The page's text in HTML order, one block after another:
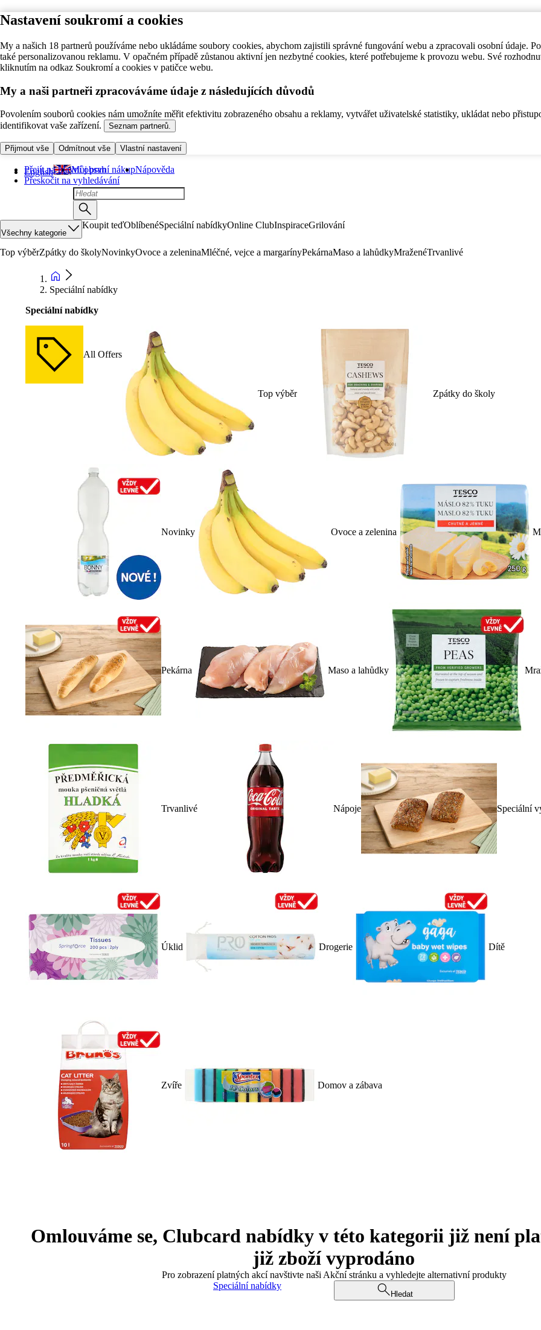
Nastavení soukromí a cookies
My a našich 18 partnerů používáme nebo ukládáme soubory cookies, abychom zajistili správné fungování webu a zpracovali osobní údaje.
také personalizovanou reklamu. V opačném případě zůstanou aktivní jen nezbytné cookies, které potřebujeme k provozu webu. Své
kliknutím na odkaz Soukromí a cookies v patičce webu.
My a naši partneři zpracováváme údaje z následujících důvodů
Povolením souborů cookies nám umožníte měřit efektivitu zobrazeného obsahu a reklamy, vytvářet uživatelské statistiky, ukládat nebo
identifikovat vaše zařízení.
Seznam partnerů.
Přijmout vše Odmítnout vše Vlastní nastavení
Přejít na hlavní obsah
Přeskočit na vyhledávání
English Můj první nákupNápověda
Všechny kategorie
Koupit teďOblíbenéSpeciální nabídkyOnline ClubInspiraceGrilování
Top výběrZpátky do školyNovinkyOvoce a zeleninaMléčné, vejce a margarínyPekárnaMaso a lahůdkyMraženéTrvanlivé
Speciální nabídky
Speciální nabídky
All Offers
Top výběr Zpátky do školy
Novinky Ovoce a zelenina
Pekárna Maso a lahůdky
Trvanlivé Nápoje Speciální
Úklid Drogerie Dítě
Zvíře Domov a zábava
Omlouváme se, Clubcard nabídky v této kategorii již není
již zboží vyprodáno
Pro zobrazení platných akcí navštivte naši Akční stránku a vyhledejte alternativní produkty
Speciální nabídky
Hledat